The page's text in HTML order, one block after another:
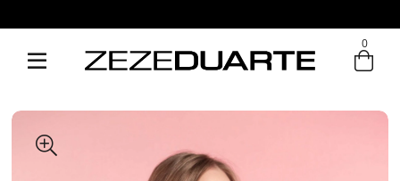
Entre com email ou cpf/cnpj
0